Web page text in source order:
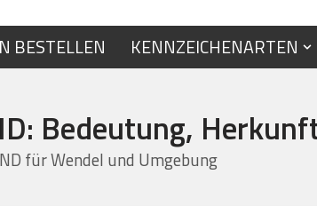
BESTELLEN KENNZEICHENARTEN
Bedeutung,
für Wendel und Umgebung